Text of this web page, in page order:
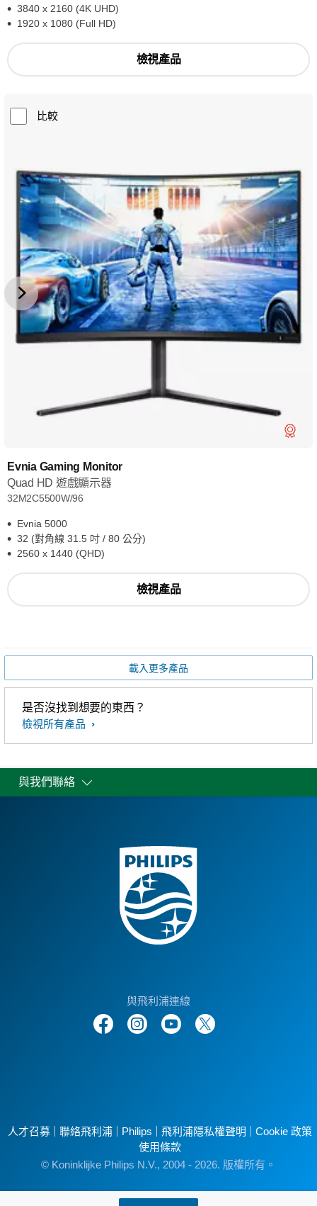
3840 x 2160 (4K UHD)
1920 x 1080 (Full HD)
檢視產品
比較
Evnia Gaming Monitor
Quad HD 遊戲顯示器
32M2C5500W/96
Evnia 5000
32 (對角線 31.5 吋 / 80 公分)
2560 x 1440 (QHD)
檢視產品
載入更多產品
是否沒找到想要的東西？
檢視所有產品
與我們聯絡
與飛利浦連線
人才召募 聯絡飛利浦 Philips 飛利浦隱私權聲明
Cookie 政策
使用條款
© Koninklijke Philips N.V., 2004 - 2026. 版權所有。